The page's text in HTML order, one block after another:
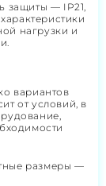
защиты — IP21,
нагрузки и
вариантов
от условий, в
размеры —